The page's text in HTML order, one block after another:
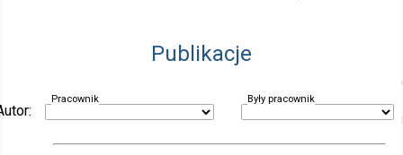
Publikacje
Pracownik Były pracownik